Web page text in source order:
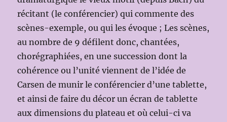
récitant (le conférencier) qui commente des
scènes-exemple, ou qui les évoque ; Les scènes,
au nombre de 9 défilent donc, chantées,
chorégraphiées, en une succession dont la
cohérence ou l’unité viennent de l’idée de
Carsen de munir le conférencier d’une tablette,
et ainsi de faire du décor un écran de tablette
aux dimensions du plateau et où celui-ci va